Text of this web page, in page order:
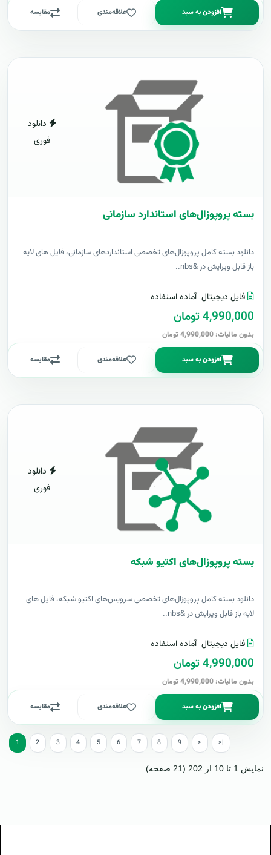
افزودن به سبد علاقه‌مندی مقایسه
دانلود
فوری
بسته پروپوزال‌های استاندارد سازمانی
دانلود بسته کامل پروپوزال‌های تخصصی استانداردهای سازمانی، فایل های لایه
باز قابل ویرایش در &nbs..
فایل دیجیتال آماده استفاده
4,990,000 تومان
بدون مالیات: 4,990,000 تومان
افزودن به سبد علاقه‌مندی مقایسه
دانلود
فوری
بسته پروپوزال‌های اکتیو شبکه
دانلود بسته کامل پروپوزال‌های تخصصی سرویس‌های اکتیو شبکه، فایل های
لایه باز قابل ویرایش در &nbs..
فایل دیجیتال آماده استفاده
4,990,000 تومان
بدون مالیات: 4,990,000 تومان
افزودن به سبد علاقه‌مندی مقایسه
1 2 3 4 5 6 7 8 9 > >|
نمایش 1 تا 10 از 202 (21 صفحه)